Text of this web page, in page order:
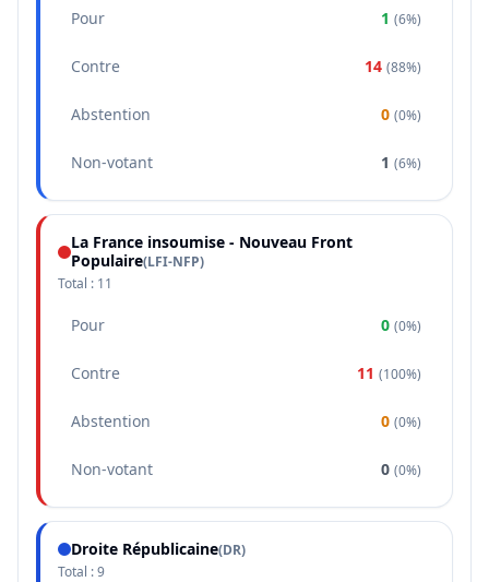
Pour 1 (6%)
Contre 14 (88%)
Abstention 0 (0%)
Non-votant 1 (6%)
La France insoumise - Nouveau Front
Populaire(LFI-NFP)
Total : 11
Pour 0 (0%)
Contre 11 (100%)
Abstention 0 (0%)
Non-votant 0 (0%)
Droite Républicaine(DR)
Total :9